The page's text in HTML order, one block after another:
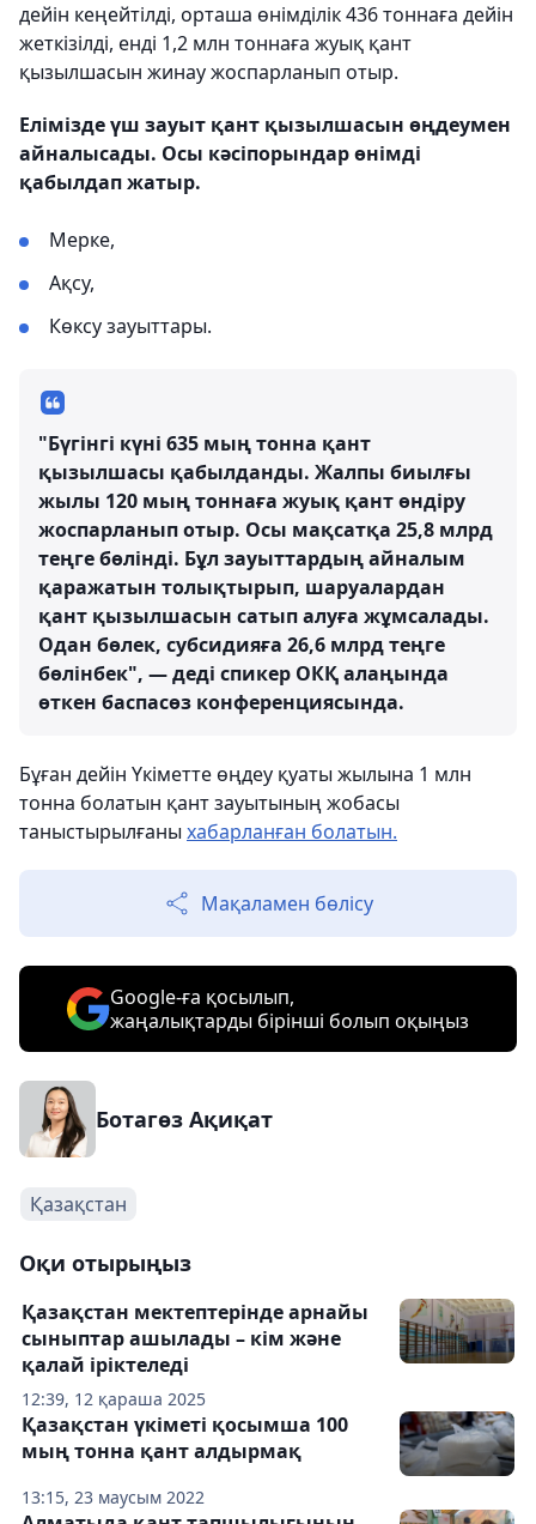
дейін кеңейтілді, орташа өнімділік 436 тоннаға дейін
жеткізілді, енді 1,2 млн тоннаға жуық қант
қызылшасын жинау жоспарланып отыр.
Елімізде үш зауыт қант қызылшасын өңдеумен
айналысады. Осы кәсіпорындар өнімді
қабылдап жатыр.
Мерке,
Ақсу,
Көксу зауыттары.
"Бүгінгі күні 635 мың тонна қант
қызылшасы қабылданды. Жалпы биылғы
жылы 120 мың тоннаға жуық қант өндіру
жоспарланып отыр. Осы мақсатқа 25,8 млрд
теңге бөлінді. Бұл зауыттардың айналым
қаражатын толықтырып, шаруалардан
қант қызылшасын сатып алуға жұмсалады.
Одан бөлек, субсидияға 26,6 млрд теңге
бөлінбек", — деді спикер ОКҚ алаңында
өткен баспасөз конференциясында.
Бұған дейін Үкіметте өңдеу қуаты жылына 1 млн
тонна болатын қант зауытының жобасы
таныстырылғаны хабарланған болатын.
Мақаламен бөлісу
Google-ға қосылып,
жаңалықтарды бірінші болып оқыңыз
Ботагөз Ақиқат
Қазақстан
Оқи отырыңыз
12:39, 12 қараша 2025
Қазақстан мектептерінде арнайы
сыныптар ашылады – кім және
қалай іріктеледі
13:15, 23 маусым 2022
Қазақстан үкіметі қосымша 100
мың тонна қант алдырмақ